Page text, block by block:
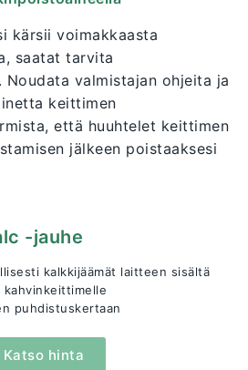
kärsii voimakkaasta
saatat tarvita
valmistajan ohjeita ja
keittimen
että huuhtelet keittimen
jälkeen poistaaksesi
-jauhe
kalkkijäämät laitteen sisältä
kahvinkeittimelle
puhdistuskertaan
Katso hinta